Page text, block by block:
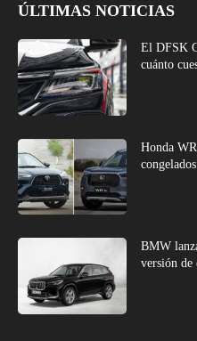
ÚLTIMAS NOTICIAS
El DFSK
cuánto
Honda
BMW
versión